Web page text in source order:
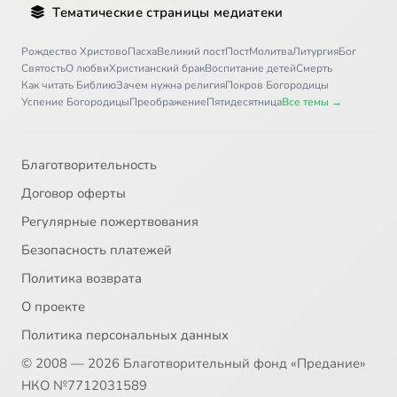
30
31 Дом, в котором живет Бог. Великий покаянный канон св. Андрея Критского -2
Тематические страницы медиатеки
Рождество ХристовоПасхаВеликий постПостМолитваЛитургияБог
СвятостьО любвиХристианский бракВоспитание детейСмерть
Как читать БиблиюЗачем нужна религияПокров Богородицы
Успение БогородицыПреображениеПятидесятницаВсе темы →
Благотворительность
Договор оферты
Регулярные пожертвования
Безопасность платежей
Политика возврата
О проекте
Политика персональных данных
© 2008 — 2026 Благотворительный фонд «Предание»
НКО №7712031589